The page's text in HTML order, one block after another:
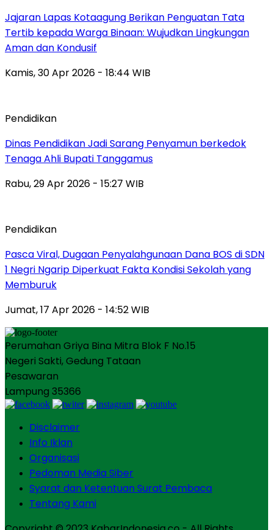
Jajaran Lapas Kotaagung Berikan Penguatan Tata
Tertib kepada Warga Binaan: Wujudkan Lingkungan
Aman dan Kondusif
Kamis, 30 Apr 2026 - 18:44 WIB
Pendidikan
Dinas Pendidikan Jadi Sarang Penyamun berkedok
Tenaga Ahli Bupati Tanggamus
Rabu, 29 Apr 2026 - 15:27 WIB
Pendidikan
Pasca Viral, Dugaan Penyalahgunaan Dana BOS di SDN
1 Negri Ngarip Diperkuat Fakta Kondisi Sekolah yang
Memburuk
Jumat, 17 Apr 2026 - 14:52 WIB
Perumahan Griya Bina Mitra Blok F No.15
Negeri Sakti, Gedung Tataan
Pesawaran
Lampung 35366
Disclaimer
Info Iklan
Organisasi
Pedoman Media Siber
Syarat dan Ketentuan Surat Pembaca
Tentang Kami